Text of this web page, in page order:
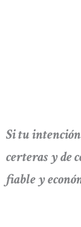
Si tu
certeras y de
fiable y